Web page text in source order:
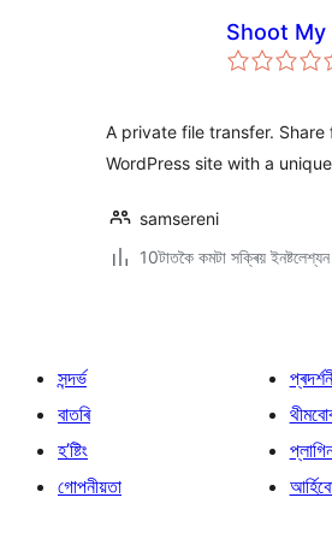
Shoot My
A private file transfer.
WordPress site with a
samsereni
10টাতকৈ কমটা সক্ৰিয় ইনষ্টলেশ্যন
সন্দৰ্ভ
বাতৰি
হ’ষ্টিং
গোপনীয়তা